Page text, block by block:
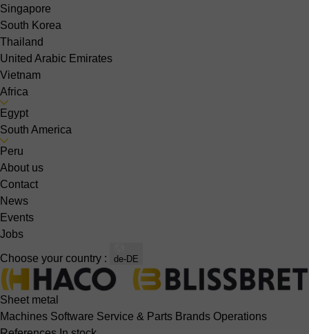
Singapore
South Korea
Thailand
United Arabic Emirates
Vietnam
Africa
Egypt
South America
Peru
About us
Contact
News
Events
Jobs
Choose your country : de-DE
Sheet metal
Machines Software Service & Parts Brands Operations